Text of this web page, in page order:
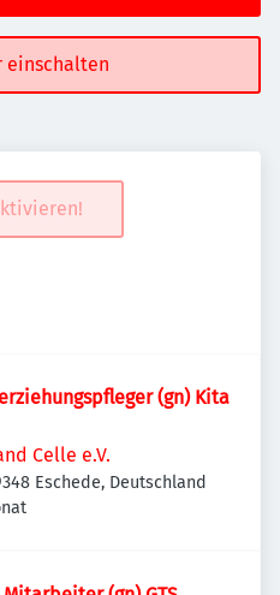
einschalten
(gn) Kita
Celle e.V.
Eschede, Deutschland